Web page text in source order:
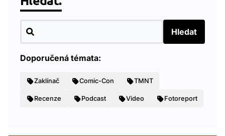
Hledat
Doporučená témata:
Zaklínač Comic-Con TMNT
Recenze Podcast Video Fotoreport